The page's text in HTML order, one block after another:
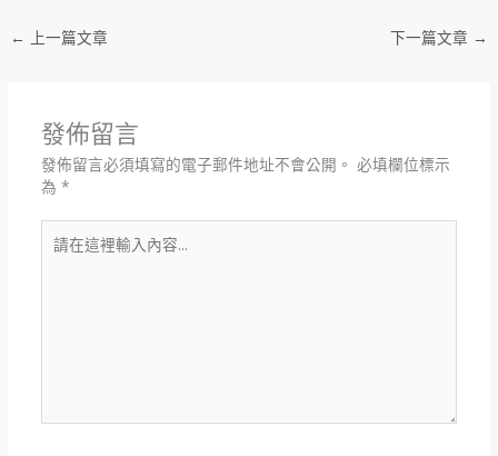
← 上一篇文章 下一篇文章 →
發佈留言
發佈留言必須填寫的電子郵件地址不會公開。 必填欄位標示
為 *
在